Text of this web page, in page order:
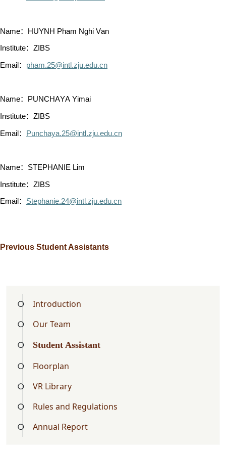
Name：HUYNH Pham Nghi Van
Institute：ZIBS
Email： pham.25@intl.zju.edu.cn
Name：PUNCHAYA Yimai
Institute：ZIBS
Email： Punchaya.25@intl.zju.edu.cn
Name：STEPHANIE Lim
Institute：ZIBS
Email： Stephanie.24@intl.zju.edu.cn
Previous Student Assistants
Introduction
Our Team
Student Assistant
Floorplan
VR Library
Rules and Regulations
Annual Report